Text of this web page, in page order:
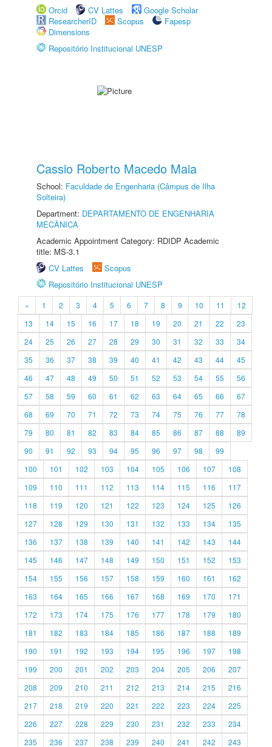
Orcid
CV Lattes
Google Scholar
ResearcherID
Scopus
Fapesp
Dimensions
Repositório Institucional UNESP
Cassio Roberto Macedo Maia
School: Faculdade de Engenharia (Câmpus de Ilha
Solteira)
Department: DEPARTAMENTO DE ENGENHARIA
MECÂNICA
Academic Appointment Category: RDIDP Academic
title: MS-3.1
CV Lattes
Scopus
Repositório Institucional UNESP
« 1 2 3 4 5 6 7 8 9 10 11
12
13
14 15 16 17 18 19 20 21 22
23
24
25 26 27 28 29 30 31 32 33
34
35
36 37 38 39 40 41 42 43 44
45
46
47 48 49 50 51 52 53 54 55
56
57
58 59 60 61 62 63 64 65 66
67
68
69 70 71 72 73 74 75 76 77
78
79
80 81 82 83 84 85 86 87 88
89
90
91 92 93 94 95 96 97 98
99
100
101 102 103 104 105 106 107
108
109
110 111 112 113 114 115 116
117
118
119 120 121 122 123 124 125
126
127
128 129 130 131 132 133 134
135
136
137 138 139 140 141 142 143
144
145
146 147 148 149 150 151 152
153
154
155 156 157 158 159 160 161
162
163
164 165 166 167 168 169 170
171
172
173 174 175 176 177 178 179
180
181
182 183 184 185 186 187 188
189
190
191 192 193 194 195 196 197
198
199
200 201 202 203 204 205 206
207
208
209 210 211 212 213 214 215
216
217
218 219 220 221 222 223 224
225
226
227 228 229 230 231 232 233
234
235
236 237 238 239 240 241 242 243